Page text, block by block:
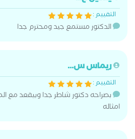
التقييم :
الدكتور مستمع جيد ومحترم جدا
ريماس س...
التقييم :
بصراحه دكتور شاطر جدا وبيقعد مع
امثاله